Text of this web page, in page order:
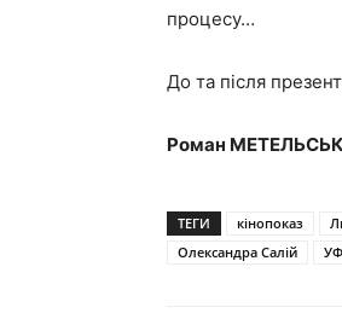
процесу…
До та після
Роман
ТЕГИ кінопоказ
Олександра Салій